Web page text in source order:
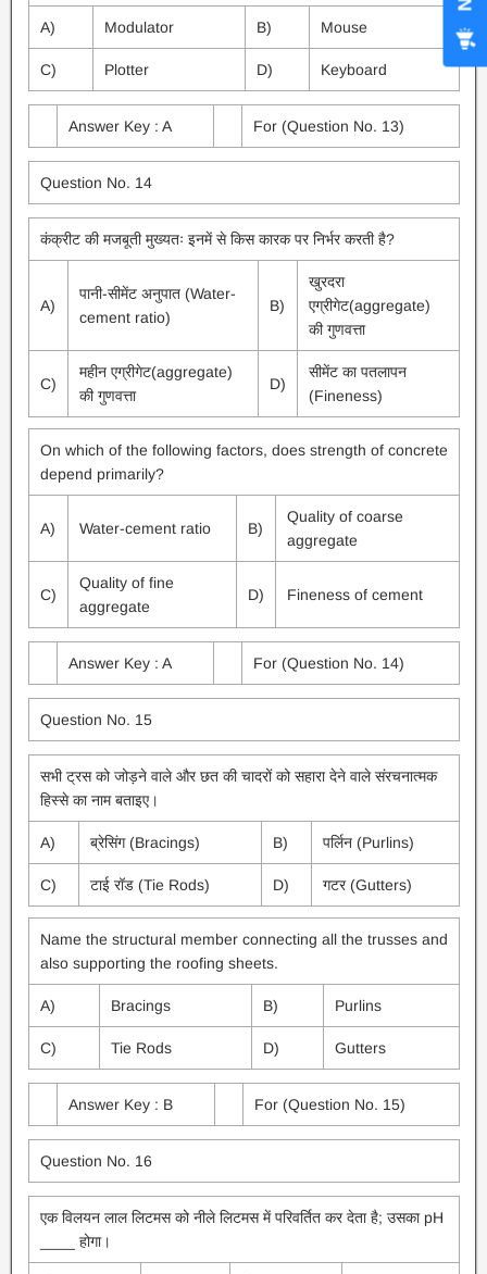
A) Modulator B) Mouse
C) Plotter D) Keyboard
Answer Key : A For (Question No. 13)
Question No. 14
कंक्रीट की मजबूती मुख्यतः इनमें से किस कारक पर निर्भर करती है?
A)
पानी-सीमेंट अनुपात (Water-
cement ratio)
B)
खुरदरा
एग्रीगेट(aggregate)
की गुणवत्ता
C)
महीन एग्रीगेट(aggregate)
की गुणवत्ता
D)
सीमेंट का पतलापन
(Fineness)
On which of the following factors, does strength of concrete
depend primarily?
A) Water-cement ratio B)
Quality of coarse
aggregate
C)
Quality of fine
aggregate
D) Fineness of cement
Answer Key : A For (Question No. 14)
Question No. 15
सभी ट्रस को जोड़ने वाले और छत की चादरों को सहारा देने वाले संरचनात्मक
हिस्से का नाम बताइए।
A) ब्रेसिंग (Bracings) B) पर्लिन (Purlins)
C) टाई रॉड (Tie Rods) D) गटर (Gutters)
Name the structural member connecting all the trusses and
also supporting the roofing sheets.
A) Bracings B) Purlins
C) Tie Rods D) Gutters
Answer Key : B For (Question No. 15)
Question No. 16
एक विलयन लाल लिटमस को नीले लिटमस में परिवर्तित कर देता है; उसका pH
____ होगा।